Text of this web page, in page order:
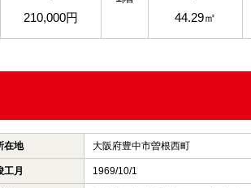
210,000円
44.29㎡
在地 大阪府豊中市曽根西町
工月 1969/10/1